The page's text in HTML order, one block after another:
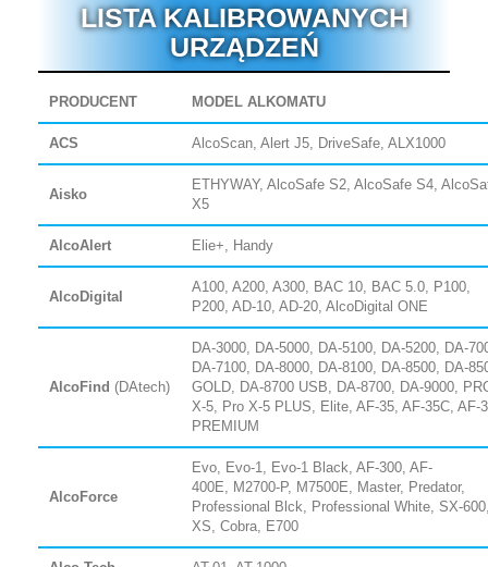
LISTA KALIBROWANYCH
URZĄDZEŃ
PRODUCENT MODEL ALKOMATU
ACS AlcoScan, Alert J5, DriveSafe, ALX1000
Aisko
ETHYWAY, AlcoSafe S2, AlcoSafe S4,
X5
AlcoAlert Elie+, Handy
AlcoDigital
A100, A200, A300, BAC 10, BAC 5.0, P100,
P200, AD-10, AD-20, AlcoDigital ONE
AlcoFind (DAtech)
DA-3000, DA-5000, DA-5100, DA-5200, DA-
DA-7100, DA-8000, DA-8100, DA-8500, DA-
GOLD, DA-8700 USB, DA-8700, DA-9000,
X-5, Pro X-5 PLUS, Elite, AF-35, AF-35C, AF-
PREMIUM
AlcoForce
Evo, Evo-1, Evo-1 Black, AF-300, AF-
400E, M2700-P, M7500E, Master, Predator,
Professional Blck, Professional White, SX-
XS, Cobra, E700